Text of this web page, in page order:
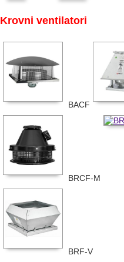
Krovni ventilatori
BACF
BRCF-M
BRF-V